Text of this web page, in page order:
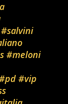
#salvini
#meloni
#vip